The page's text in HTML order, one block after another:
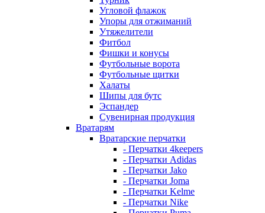
Угловой флажок
Упоры для отжиманий
Утяжелители
Фитбол
Фишки и конусы
Футбольные ворота
Футбольные щитки
Халаты
Шипы для бутс
Эспандер
Сувенирная продукция
Вратарям
Вратарские перчатки
- Перчатки 4keepers
- Перчатки Adidas
- Перчатки Jako
- Перчатки Joma
- Перчатки Kelme
- Перчатки Nike